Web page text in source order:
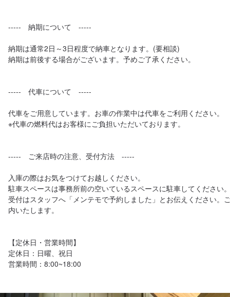
-----　納期について　-----
納期は通常2日～3日程度で納車となります。(要相談)
納期は前後する場合がございます。予めご了承ください。
-----　代車について　-----
代車をご用意しています。お車の作業中は代車をご利用ください。
※代車の燃料代はお客様にご負担いただいております。
-----　ご来店時の注意、受付方法　-----
入庫の際はお気をつけてお越しください。
駐車スペースは事務所前の空いているスペースに駐車してください
受付はスタッフへ「メンテモで予約しました」とお伝えください。
内いたします。
【定休日・営業時間】
定休日：日曜、祝日
営業時間：8:00~18:00